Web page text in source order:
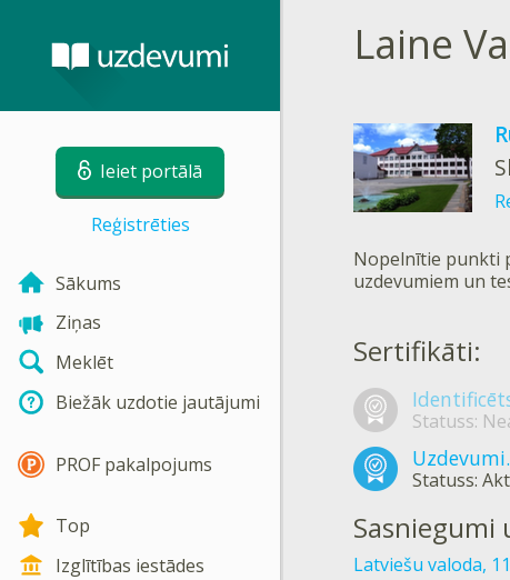
Ieiet portālā
Reģistrēties
Sākums
Ziņas
Meklēt
Biežāk uzdotie jautājumi
PROF pakalpojums
Top
Izglītības iestādes
Laine
Nopelnītie punkti
uzdevumiem un
Sertifikāti:
Statuss:
Statuss:
Latviešu valoda,